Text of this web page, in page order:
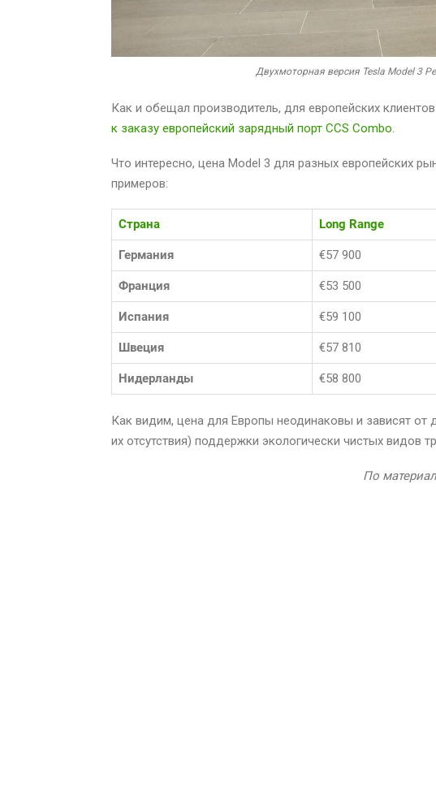
Двухмоторная версия Tesla Model 3
Как и обещал производитель, для европейских
к заказу европейский зарядный порт CCS Combo.
Что интересно, цена Model 3 для разных европейских
примеров:
Страна Long Range
Германия €57 900
Франция €53 500
Испания €59 100
Швеция €57 810
Нидерланды €58 800
Как видим, цена для Европы неодинаковы и зависят от
их отсутствия) поддержки экологически чистых видов
По